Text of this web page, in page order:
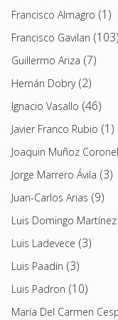
Francisco Almagro (1)
Francisco Gavilan (103)
Guillermo Ariza (7)
Hernán Dobry(2)
Ignacio Vasallo (46)
Javier Franco Rubio (1)
Joaquin Muñoz Coronel
Jorge Marrero Ávila (3)
Juan-Carlos Arias (9)
Luis Domingo Martínez
Luis Ladevece (3)
Luis Paadín (3)
Luis Padron (10)
María Del Carmen